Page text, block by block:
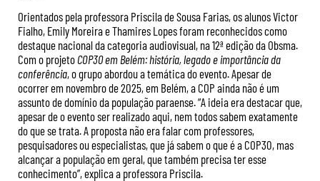
Orientados pela professora Priscila de Sousa Farias, os alunos Victor
Fialho, Emily Moreira e Thamires Lopes foram reconhecidos como
destaque nacional da categoria audiovisual, na 12ª edição da Obsma.
Com o projeto COP30 em Belém: história, legado e importância da
conferência, o grupo abordou a temática do evento. Apesar de
ocorrer em novembro de 2025, em Belém, a COP ainda não é um
assunto de domínio da população paraense. “A ideia era destacar que,
apesar de o evento ser realizado aqui, nem todos sabem exatamente
do que se trata. A proposta não era falar com professores,
pesquisadores ou especialistas, que já sabem o que é a COP30, mas
alcançar a população em geral, que também precisa ter esse
conhecimento”, explica a professora Priscila.